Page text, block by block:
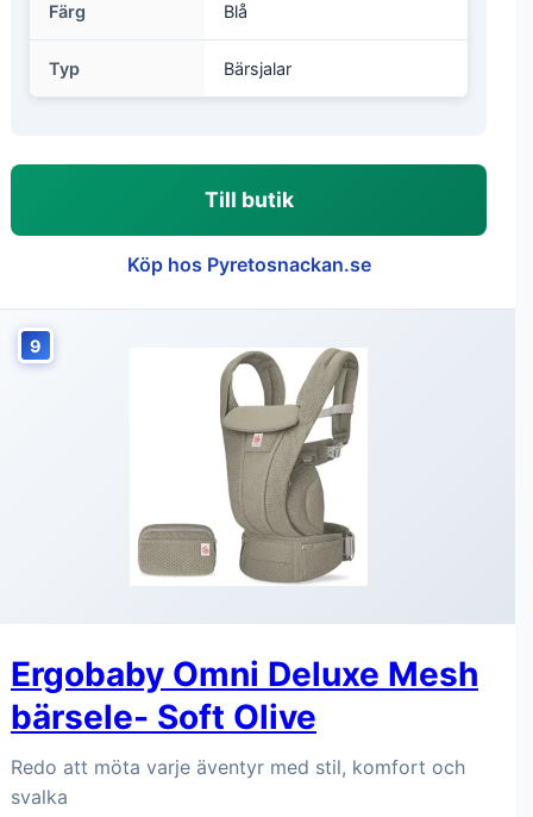
Färg Blå
Typ Bärsjalar
Till butik
Köp hos Pyretosnackan.se
9
Ergobaby Omni Deluxe Mesh
bärsele- Soft Olive
Redo att möta varje äventyr med stil, komfort och
svalka